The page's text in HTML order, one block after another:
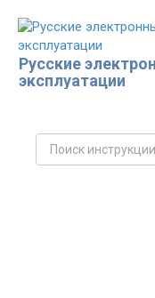
контенту
Русские
эксплуатации
Поиск: